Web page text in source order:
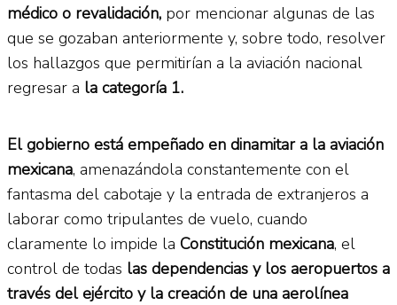
médico o revalidación, por mencionar algunas de las
que se gozaban anteriormente y, sobre todo, resolver
los hallazgos que permitirían a la aviación nacional
regresar a la categoría 1.
El gobierno está empeñado en dinamitar a la aviación
mexicana, amenazándola constantemente con el
fantasma del cabotaje y la entrada de extranjeros a
laborar como tripulantes de vuelo, cuando
claramente lo impide la Constitución mexicana, el
control de todas las dependencias y los aeropuertos a
través del ejército y la creación de una aerolínea